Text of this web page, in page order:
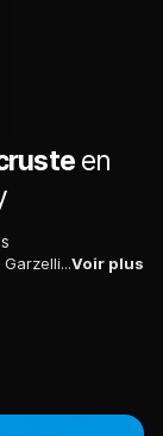
en
Tout sourit à Ben et Bertie. La richissime Nicole Garzelli va produire leur premier long métrage, «L'Incruste». Seul bémol : ils doivent partager leur plateau avec une émission de variété, le Top Ten.Voir plus